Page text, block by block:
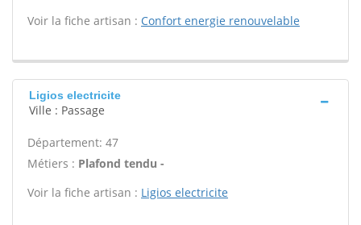
Voir la fiche artisan : Confort energie renouvelable
Ligios electricite
Ville : Passage
Département: 47
Métiers : Plafond tendu -
Voir la fiche artisan : Ligios electricite